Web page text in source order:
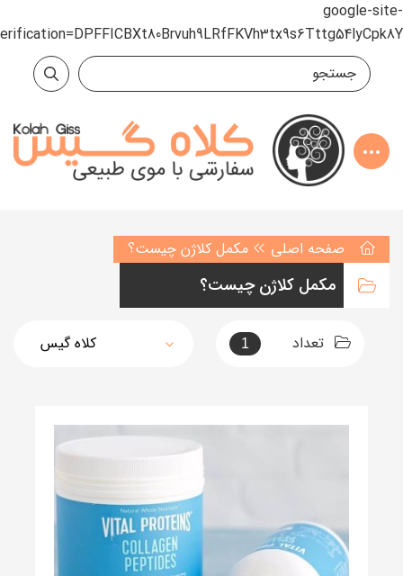
google-site-
صفحه اصلی مکمل کلاژن چیست؟
مکمل کلاژن چیست؟
تعداد 1